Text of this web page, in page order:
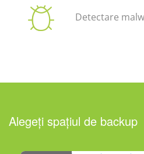
Detectare
Alegeți spațiul de backup